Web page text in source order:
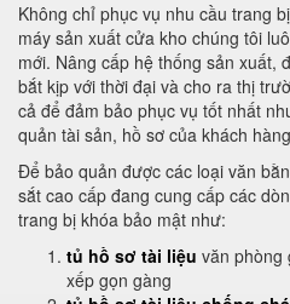
Không chỉ phục vụ nhu cầu trang
máy sản xuất cửa kho chúng tôi
mới. Nâng cấp hệ thống sản xuất,
bắt kịp với thời đại và cho ra thị
cả để đảm bảo phục vụ tốt nhất
quản tài sản, hồ sơ của khách
Để bảo quản được các loại văn
sắt cao cấp đang cung cấp các
trang bị khóa bảo mật như:
tủ hồ sơ tài liệu văn phòng
xếp gọn gàng